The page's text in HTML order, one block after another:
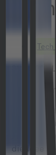
Tech
•
Die
Cloud
zurück.
die Idee